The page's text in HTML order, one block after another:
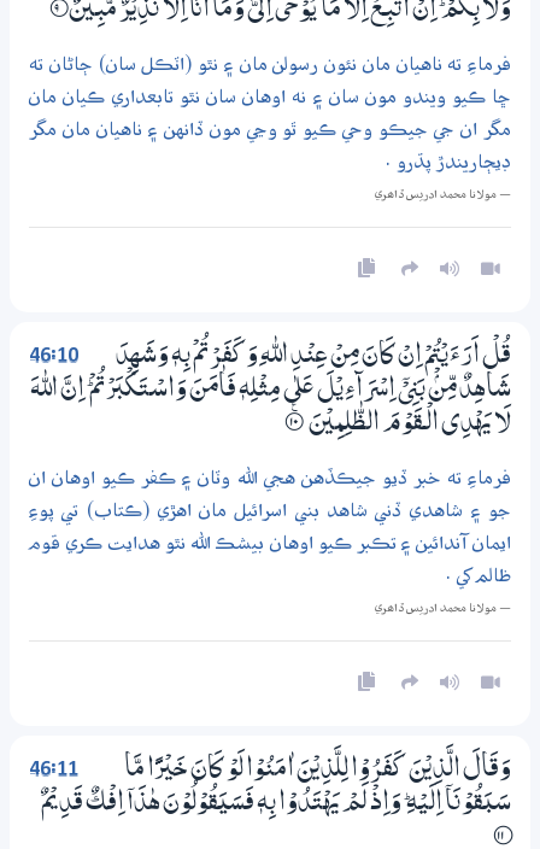
وَلَا بِكُمْ ۭ اِنْ اَتَّبِــعُ اِلَّا مَا يُوْحٰٓى اِلَيَّ وَمَآ اَنَا اِلَّا نَذِيْرٌ مُّبِيْنٌ 9‏۝
فرماءِ ته ناهيان مان نئون رسولن مان ۽ نٿو (اٽڪل سان) ڄاڻان ته
ڇا ڪيو ويندو مون سان ۽ نه اوهان سان نٿو تابعداري ڪيان مان
مگر ان جي جيڪو وحي ڪيو ٿو وڃي مون ڏانهن ۽ ناهيان مان مگر
ڊيڄاريندڙ پڌرو .
— مولانا محمد ادريس ڏاھري
46:10
قُلْ اَرَءَيْتُمْ اِنْ كَانَ مِنْ عِنْدِ اللّٰهِ وَكَفَرْتُمْ بِهٖ وَشَهِدَ
شَاهِدٌ مِّنْۢ بَنِيْٓ اِسْرَاۗءِيْلَ عَلٰي مِثْلِهٖ فَاٰمَنَ وَاسْـتَكْبَرْتُمْ ۭ اِنَّ اللّٰهَ
لَا يَهْدِي الْــقَوْمَ الظّٰلِمِيْنَ ۝ۧ10
فرماءِ ته خبر ڏيو جيڪڏهن هجي الله وٽان ۽ ڪفر ڪيو اوهان ان
جو ۽ شاهدي ڏني شاهد بني اسرائيل مان اهڙي (ڪتاب) تي پوءِ
ايمان آندائين ۽ تڪبر ڪيو اوهان بيشڪ الله نٿو هدايت ڪري قوم
ظالم کي .
— مولانا محمد ادريس ڏاھري
46:11
وَقَالَ الَّذِيْنَ كَفَرُوْا لِلَّذِيْنَ اٰمَنُوْا لَوْ كَانَ خَيْرًا مَّا
سَبَقُوْنَآ اِلَيْهِ ۭ وَاِذْ لَمْ يَهْتَدُوْا بِهٖ فَسَيَقُوْلُوْنَ ھٰذَآ اِفْكٌ قَدِيْمٌ
؀11